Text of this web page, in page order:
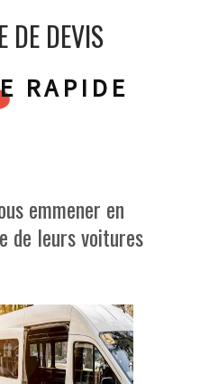
DE DEVIS
RAPIDE
emmener en
de leurs voitures